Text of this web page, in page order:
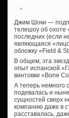
Джим Шоки —
телешоу об охоте
последних (если
являющаяся
обложку «Field &
В общем, эта
опыт испанской
винтовки «Bone
А теперь немного
подевалась и
сущностей сверх
компанию даже в
расставалась,